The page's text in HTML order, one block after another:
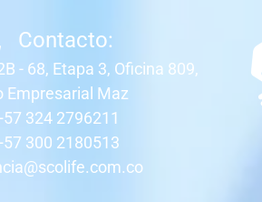
Contacto:
- 68, Etapa 3, Oficina 809,
Empresarial Maz
324 2796211
300 2180513